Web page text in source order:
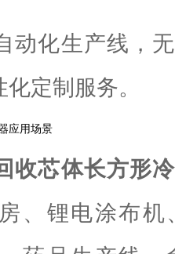
动化生产线，
定制服务。
应用场景
收芯体长方形
、锂电涂布